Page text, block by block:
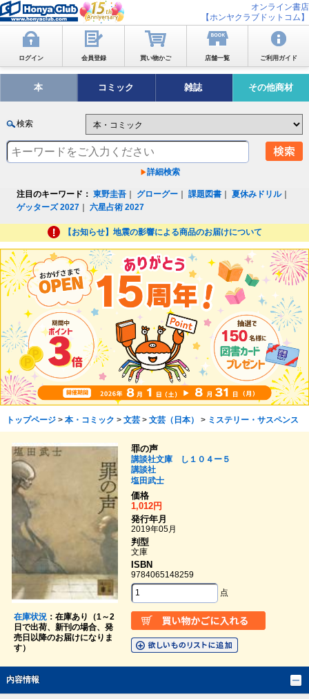
オンライン書店
【ホンヤクラブドットコム】
ログイン 会員登録 買い物かご 店舗一覧 ご利用ガイド
本 コミック 雑誌 その他商材
検索
詳細検索
注目のキーワード： 東野圭吾 グローグー ｜課題図書 ｜夏休みドリル｜
ゲッターズ 2027 ｜六星占術 2027
【お知らせ】地震の影響による商品のお届けについて
トップページ> 本・コミック > 文芸> 文芸（日本） > ミステリー・サスペンス
在庫状況：在庫あり（1～2
日で出荷、新刊の場合、発
売日以降のお届けになりま
す）
罪の声
講談社文庫 し１０４ー５
講談社
塩田武士
価格
1,012円
発行年月
2019年05月
判型
文庫
ISBN
9784065148259
点
内容情報